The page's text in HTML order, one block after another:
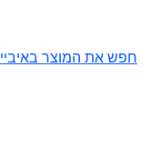
חפש את המוצר באיביי